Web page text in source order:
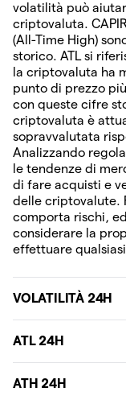
volatilità può
criptovaluta.
(All-Time High)
storico. ATL si
la criptovaluta ha
punto di prezzo
con queste cifre
criptovaluta è
sopravvalutata
Analizzando
le tendenze di
di fare acquisti e
delle criptovalute.
comporta rischi,
considerare la
effettuare
VOLATILITÀ 24H
ATL 24H
ATH 24H